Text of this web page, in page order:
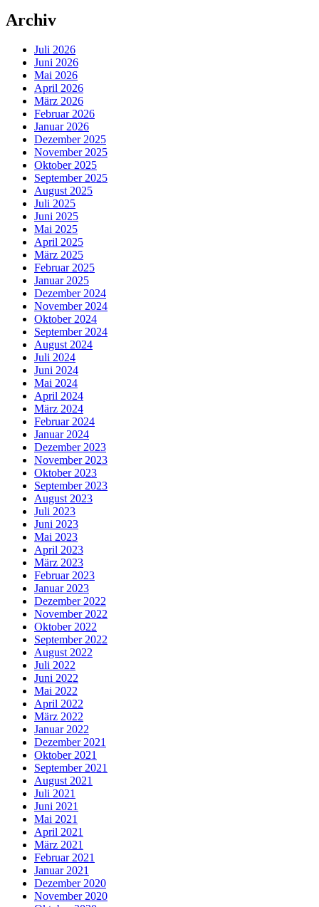
Archiv
Juli 2026
Juni 2026
Mai 2026
April 2026
März 2026
Februar 2026
Januar 2026
Dezember 2025
November 2025
Oktober 2025
September 2025
August 2025
Juli 2025
Juni 2025
Mai 2025
April 2025
März 2025
Februar 2025
Januar 2025
Dezember 2024
November 2024
Oktober 2024
September 2024
August 2024
Juli 2024
Juni 2024
Mai 2024
April 2024
März 2024
Februar 2024
Januar 2024
Dezember 2023
November 2023
Oktober 2023
September 2023
August 2023
Juli 2023
Juni 2023
Mai 2023
April 2023
März 2023
Februar 2023
Januar 2023
Dezember 2022
November 2022
Oktober 2022
September 2022
August 2022
Juli 2022
Juni 2022
Mai 2022
April 2022
März 2022
Januar 2022
Dezember 2021
Oktober 2021
September 2021
August 2021
Juli 2021
Juni 2021
Mai 2021
April 2021
März 2021
Februar 2021
Januar 2021
Dezember 2020
November 2020